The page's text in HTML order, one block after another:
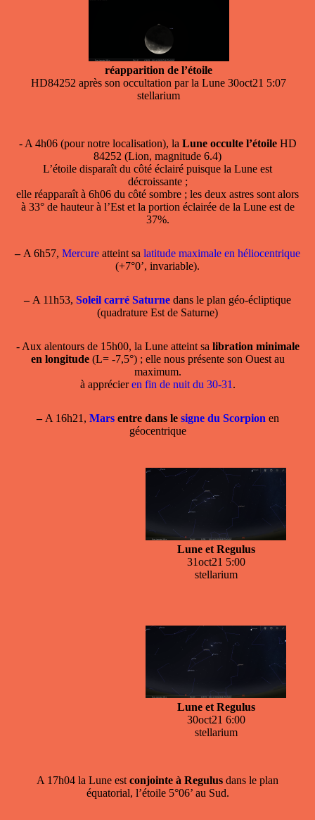
réapparition de l’étoile
HD84252 après son occultation par la Lune 30oct21 5:07
stellarium
- A 4h06 (pour notre localisation), la Lune occulte l’étoileHD
84252 (Lion, magnitude 6.4)
L’étoile disparaît du côté éclairé puisque la Lune est
décroissante ;
elle réapparaît à 6h06 du côté sombre ; les deux astres sont alors
à 33° de hauteur à l’Est et la portion éclairée de la Lune est de
37%.
–A 6h57, Mercure atteint sa latitude maximale en héliocentrique
(+7°0’, invariable).
–A 11h53, Soleil carré Saturne dans le plan géo-écliptique
(quadrature Est de Saturne)
- Aux alentours de 15h00, la Lune atteint sa libration minimale
en longitude(L= -7,5°) ; elle nous présente son Ouest au
maximum.
à apprécieren fin de nuit du 30-31 .
–A 16h21, Marsentre dans le signe du Scorpion en
géocentrique
Lune et Regulus
31oct21 5:00
stellarium
Lune et Regulus
30oct21 6:00
stellarium
A 17h04 la Lune est conjointe à Regulus dans le plan
équatorial, l’étoile 5°06’ au Sud.